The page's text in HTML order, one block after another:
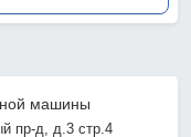
машины
пр-д, д.3 стр.4